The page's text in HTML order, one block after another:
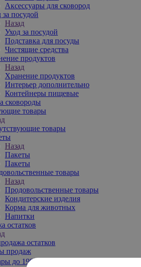
Аксессуары для сковород
за посудой
Назад
Уход за посудой
Подставка для посуды
Чистящие средства
продуктов
Назад
Хранение продуктов
Интерьер дополнительно
Контейнеры пищевые
сковороды
товары
товары
Назад
Пакеты
Пакеты
товары
Назад
Продовольственные товары
Кондитерские изделия
Корма для животных
Напитки
остатков
остатков
продаж
до 199₽